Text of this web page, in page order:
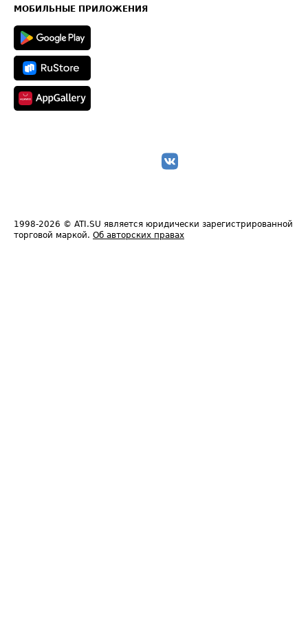
Техническая информация
МОБИЛЬНЫЕ ПРИЛОЖЕНИЯ
1998-2026 © ATI.SU является юридически зарегистрированной
торговой маркой. Об авторских правах